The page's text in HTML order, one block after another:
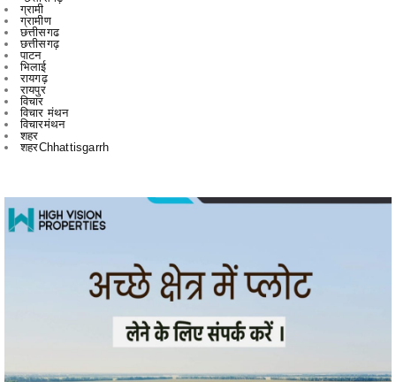
ग्रामी
ग्रामीण
छत्तीसगढ
छत्तीसगढ़
पाटन
भिलाई
रायगढ़
रायपुर
विचार
विचार मंथन
विचारमंथन
शहर
शहरChhattisgarrh